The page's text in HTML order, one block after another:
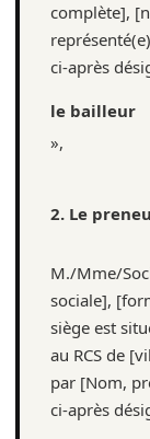
complète],
ci-après
le bailleur
»,
2. Le
M./Mme/
sociale],
siège est
au RCS de
par [Nom,
ci-après